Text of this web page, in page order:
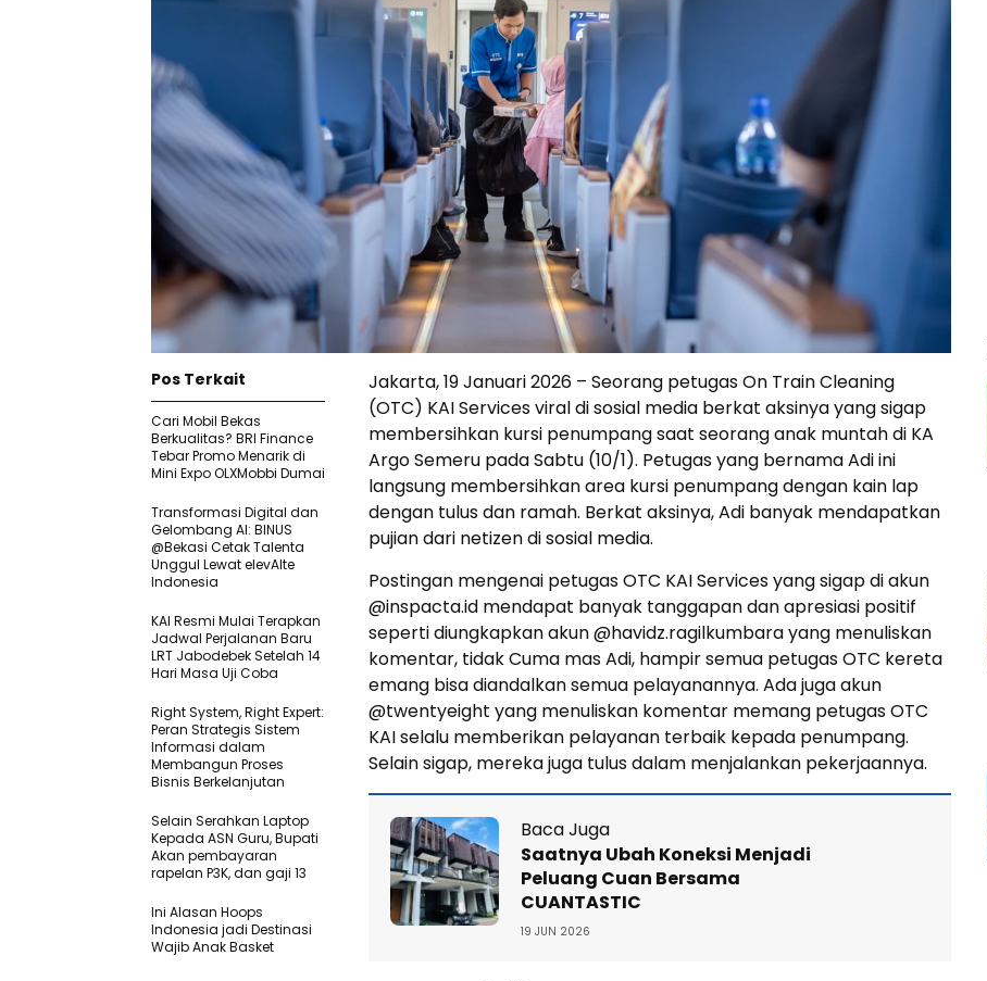
Jakarta, 19 Januari 2026 – Seorang petugas On Train Cleaning
(OTC) KAI Services viral di sosial media berkat aksinya yang sigap
membersihkan kursi penumpang saat seorang anak muntah di KA
Argo Semeru pada Sabtu (10/1). Petugas yang bernama Adi ini
langsung membersihkan area kursi penumpang dengan kain lap
dengan tulus dan ramah. Berkat aksinya, Adi banyak mendapatkan
pujian dari netizen di sosial media.
Postingan mengenai petugas OTC KAI Services yang sigap di akun
@inspacta.id mendapat banyak tanggapan dan apresiasi positif
seperti diungkapkan akun @havidz.ragilkumbara yang menuliskan
komentar, tidak Cuma mas Adi, hampir semua petugas OTC kereta
emang bisa diandalkan semua pelayanannya. Ada juga akun
@twentyeight yang menuliskan komentar memang petugas OTC
KAI selalu memberikan pelayanan terbaik kepada penumpang.
Selain sigap, mereka juga tulus dalam menjalankan pekerjaannya.
Baca Juga
Saatnya Ubah Koneksi Menjadi
Peluang Cuan Bersama
CUANTASTIC
19 JUN 2026
Pos Terkait
Cari Mobil Bekas
Berkualitas? BRI Finance
Tebar Promo Menarik di
Mini Expo OLXMobbi Dumai
Transformasi Digital dan
Gelombang AI: BINUS
@Bekasi Cetak Talenta
Unggul Lewat elevAIte
Indonesia
KAI Resmi Mulai Terapkan
Jadwal Perjalanan Baru
LRT Jabodebek Setelah 14
Hari Masa Uji Coba
Right System, Right Expert:
Peran Strategis Sistem
Informasi dalam
Membangun Proses
Bisnis Berkelanjutan
Selain Serahkan Laptop
Kepada ASN Guru, Bupati
Akan pembayaran
rapelan P3K, dan gaji 13
Ini Alasan Hoops
Indonesia jadi Destinasi
Wajib Anak Basket